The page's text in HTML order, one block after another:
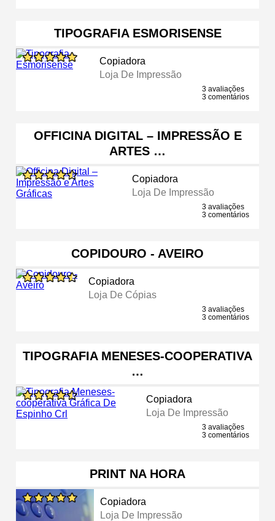
TIPOGRAFIA ESMORISENSE
Copiadora
Loja De Impressão
3 avaliações
3 comentários
OFFICINA DIGITAL – IMPRESSÃO E
ARTES …
Copiadora
Loja De Impressão
3 avaliações
3 comentários
COPIDOURO - AVEIRO
Copiadora
Loja De Cópias
3 avaliações
3 comentários
TIPOGRAFIA MENESES-COOPERATIVA
…
Copiadora
Loja De Impressão
3 avaliações
3 comentários
PRINT NA HORA
Copiadora
Loja De Impressão